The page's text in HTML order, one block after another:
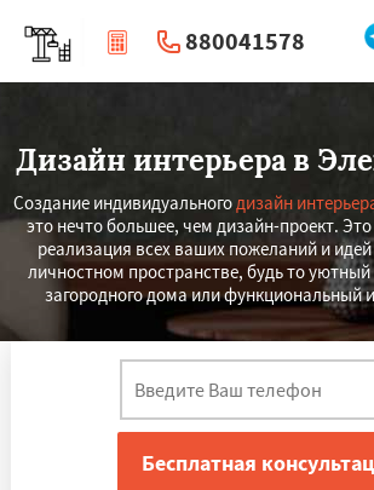
880041578
| Перезвоните мне
Дизайн интерьера в
Создание индивидуальногодизайн
это нечто большее, чем дизайн-проект.
реализация всех ваших пожеланий и
личностном пространстве, будь то
загородного дома или функциональный